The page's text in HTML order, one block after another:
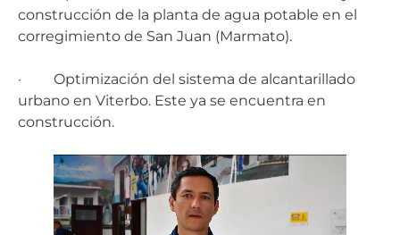
construcción de la planta de agua potable en el
corregimiento de San Juan (Marmato).
· Optimización del sistema de alcantarillado
urbano en Viterbo. Este ya se encuentra en
construcción.